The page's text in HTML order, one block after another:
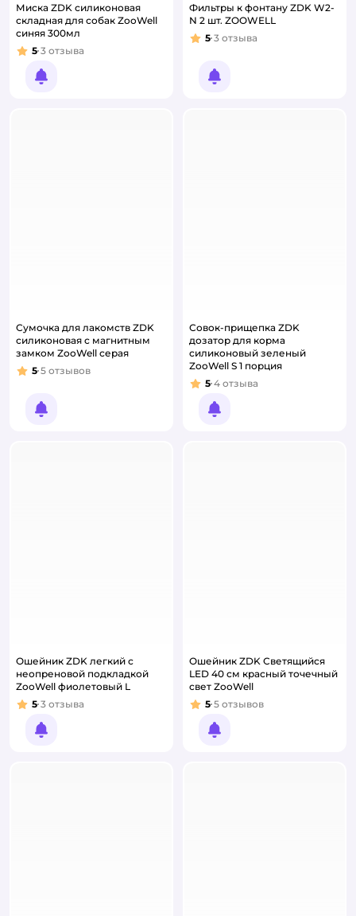
Миска ZDK силиконовая
складная для собак ZooWell
синяя 300мл
Рейтинг:
5 3 отзыва
Уведомить о появлении
Фильтры к фонтану ZDK W2-
N 2 шт. ZOOWELL
Рейтинг:
5 3 отзыва
Уведомить о появлении
Сумочка для лакомств ZDK
силиконовая с магнитным
замком ZooWell серая
Рейтинг:
5 5 отзывов
Уведомить о появлении
Совок-прищепка ZDK
дозатор для корма
силиконовый зеленый
ZooWell S 1 порция
Рейтинг:
5 4 отзыва
Уведомить о появлении
Ошейник ZDK легкий с
неопреновой подкладкой
ZooWell фиолетовый L
Рейтинг:
5 3 отзыва
Уведомить о появлении
Ошейник ZDK Светящийся
LED 40 см красный точечный
свет ZooWell
Рейтинг:
5 5 отзывов
Уведомить о появлении